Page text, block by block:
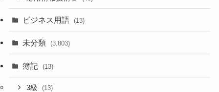
ビジネス用語 (13)
未分類 (3,803)
簿記 (13)
3級 (13)